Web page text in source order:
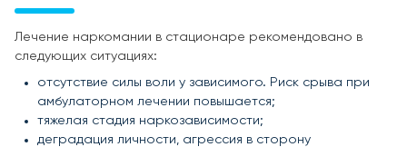
Лечение наркомании в стационаре рекомендовано в
следующих ситуациях:
отсутствие силы воли у зависимого. Риск срыва при
амбулаторном лечении повышается;
тяжелая стадия наркозависимости;
деградация личности, агрессия в сторону